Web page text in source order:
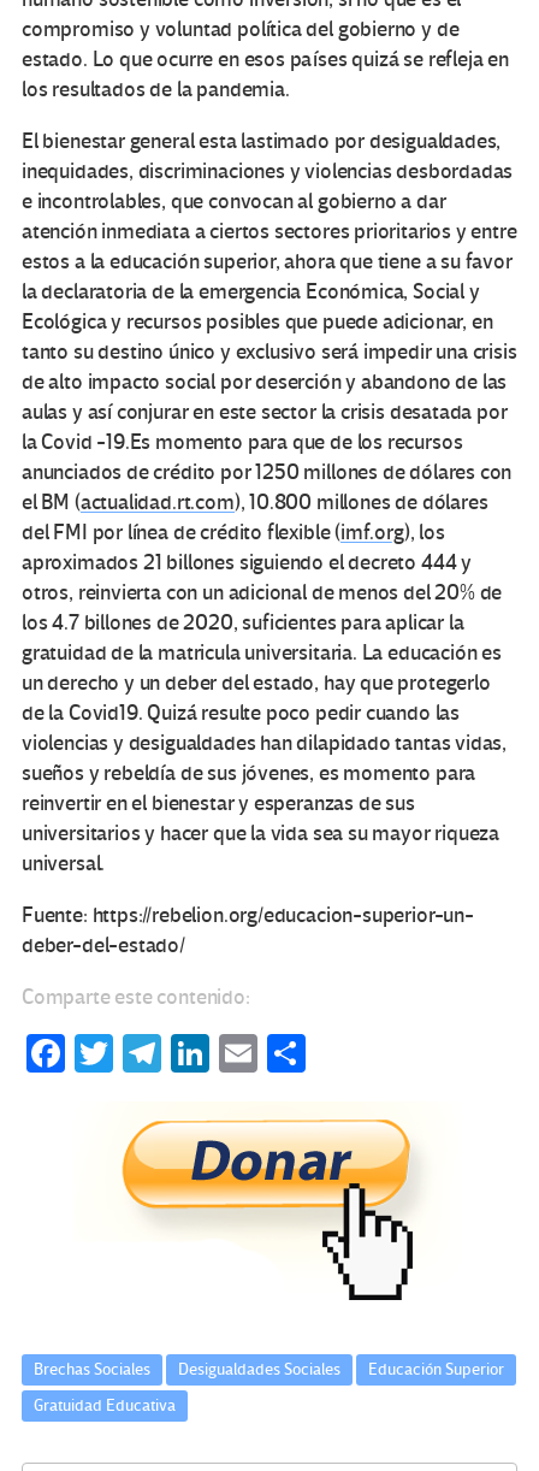
compromiso y voluntad política del gobierno y de
estado. Lo que ocurre en esos países quizá se refleja en
los resultados de la pandemia.
El bienestar general esta lastimado por desigualdades,
inequidades, discriminaciones y violencias desbordadas
e incontrolables, que convocan al gobierno a dar
atención inmediata a ciertos sectores prioritarios y entre
estos a la educación superior, ahora que tiene a su favor
la declaratoria de la emergencia Económica, Social y
Ecológica y recursos posibles que puede adicionar, en
tanto su destino único y exclusivo será impedir una crisis
de alto impacto social por deserción y abandono de las
aulas y así conjurar en este sector la crisis desatada por
la Covid -19.Es momento para que de los recursos
anunciados de crédito por 1250 millones de dólares con
el BM (actualidad.rt.com), 10.800 millones de dólares
del FMI por línea de crédito flexible (imf.org), los
aproximados 21 billones siguiendo el decreto 444 y
otros, reinvierta con un adicional de menos del 20% de
los 4.7 billones de 2020, suficientes para aplicar la
gratuidad de la matricula universitaria. La educación es
un derecho y un deber del estado, hay que protegerlo
de la Covid19. Quizá resulte poco pedir cuando las
violencias y desigualdades han dilapidado tantas vidas,
sueños y rebeldía de sus jóvenes, es momento para
reinvertir en el bienestar y esperanzas de sus
universitarios y hacer que la vida sea su mayor riqueza
universal.
Fuente: https://rebelion.org/educacion-superior-un-
deber-del-estado/
Comparte este contenido:
Fa T
tt
er
Te
gr
a
m
Li
ke
dI
n
E
ail m
p
ar
tir
Brechas Sociales Desigualdades Sociales
Educación Superior
Gratuidad Educativa